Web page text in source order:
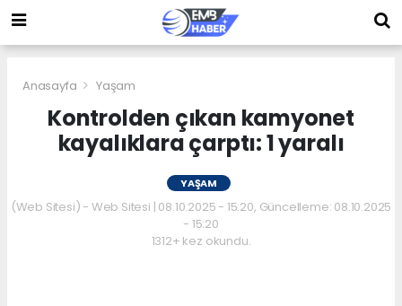
Anasayfa Yaşam
Kontrolden çıkan kamyonet
kayalıklara çarptı: 1 yaralı
YAŞAM
(Web Sitesi) - Web Sitesi | 08.10.2025 - 15:20, Güncelleme: 08.10.2025
- 15:20
1312+ kez okundu.